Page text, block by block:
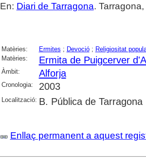
En: Diari de Tarragona.
Matèries: Ermites ; Devoció; Religiositat
Matèries:
Ermita de Puigcerver
Àmbit: Alforja
Cronologia: 2003
Localització: B. Pública de Tarragona
Enllaç permanent a aquest